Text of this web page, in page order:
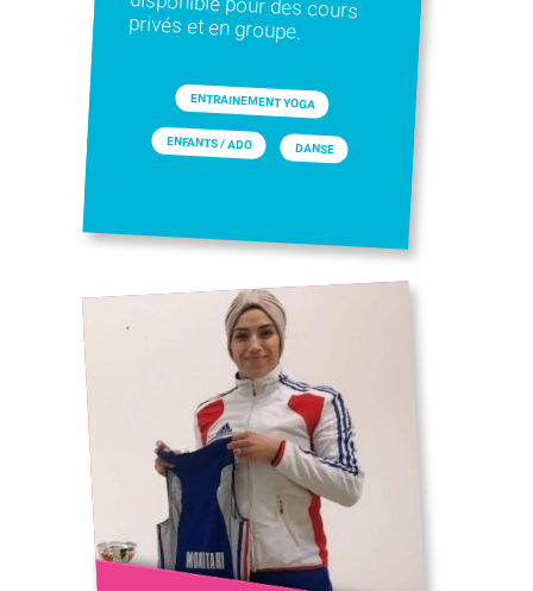
privés et en groupe.
ENTRAINEMENT YOGA
ENFANTS / ADO DANSE